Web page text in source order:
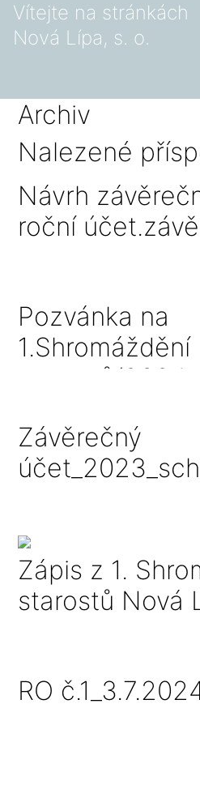
Vítejte na stránkách
Nová Lípa, s. o.
Archiv
Nalezené
Návrh
roční
Pozvánka na
1.Shromáždění
starostů/2024
Závěrečný
Zápis z 1.
starostů Nová
RO